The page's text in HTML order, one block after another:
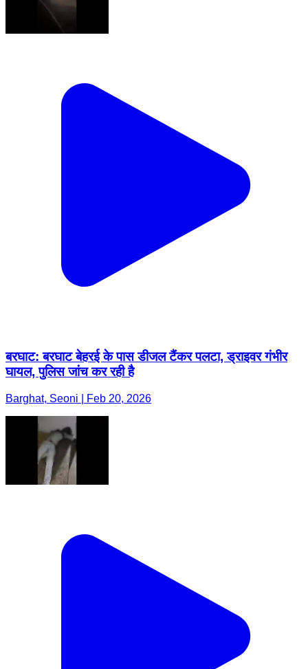
बरघाट: बरघाट बेहरई के पास डीजल टैंकर पलटा, ड्राइवर गंभीर
घायल, पुलिस जांच कर रही है
Barghat, Seoni | Feb 20, 2026